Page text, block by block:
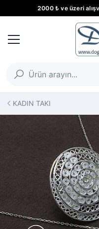
2000 ₺ ve üzeri
KADIN TAKI